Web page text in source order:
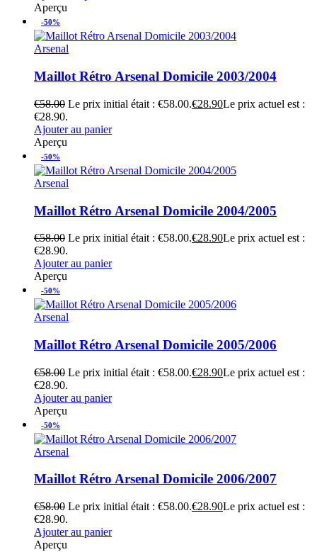
Aperçu
-50%
Arsenal
Maillot Rétro Arsenal Domicile 2003/2004
€58.00 Le prix initial était : €58.00.€28.90Le prix actuel est :
€28.90.
Ajouter au panier
Aperçu
-50%
Arsenal
Maillot Rétro Arsenal Domicile 2004/2005
€58.00 Le prix initial était : €58.00.€28.90Le prix actuel est :
€28.90.
Ajouter au panier
Aperçu
-50%
Arsenal
Maillot Rétro Arsenal Domicile 2005/2006
€58.00 Le prix initial était : €58.00.€28.90Le prix actuel est :
€28.90.
Ajouter au panier
Aperçu
-50%
Arsenal
Maillot Rétro Arsenal Domicile 2006/2007
€58.00 Le prix initial était : €58.00.€28.90Le prix actuel est :
€28.90.
Ajouter au panier
Aperçu